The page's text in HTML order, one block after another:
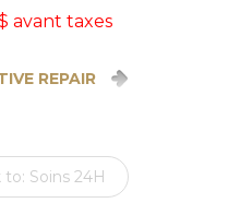
avant taxes
REPAIR
to: Soins 24H